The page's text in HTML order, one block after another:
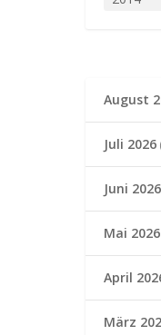
August
Juli 2026
Juni 2026
Mai 2026
April
März